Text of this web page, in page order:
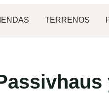
TERRENOS